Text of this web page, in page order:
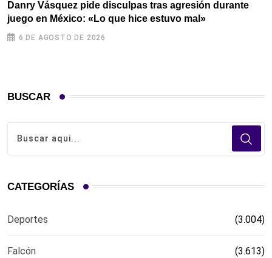
Danry Vásquez pide disculpas tras agresión durante
juego en México: «Lo que hice estuvo mal»
6 DE AGOSTO DE 2026
BUSCAR
CATEGORÍAS
Deportes (3.004)
Falcón (3.613)